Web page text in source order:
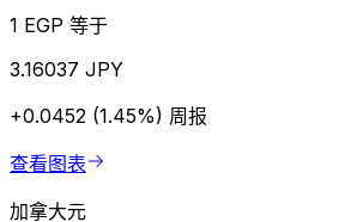
1 EGP 等于
3.16037 JPY
+0.0452 (1.45%) 周报
查看图表
加拿大元